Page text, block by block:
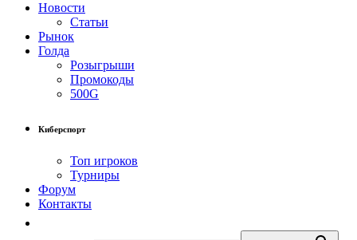
Новости
Статьи
Рынок
Голда
Розыгрыши
Промокоды
500G
Киберспорт
Топ игроков
Турниры
Форум
Контакты